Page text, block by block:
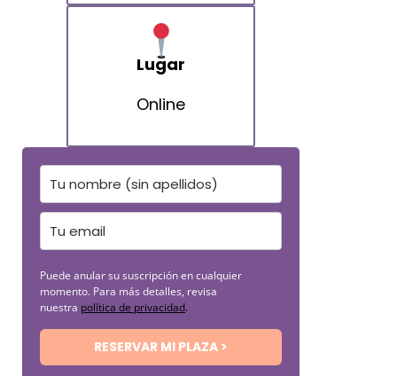
Lugar
Online
Puede anular su suscripción en cualquier
momento. Para más detalles, revisa
nuestra política de privacidad.
RESERVAR MI PLAZA >